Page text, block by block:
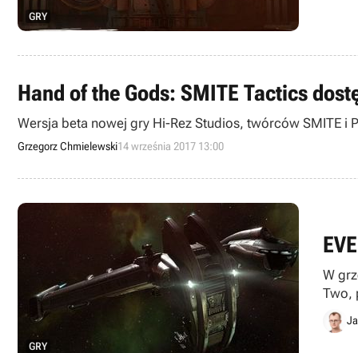
GRY
Hand of the Gods: SMITE Tactics
Wersja beta nowej gry Hi-Rez Studios, twórców SMITE i
Grzegorz Chmielewski14 września 2017 13:00
GRY
W
Two,